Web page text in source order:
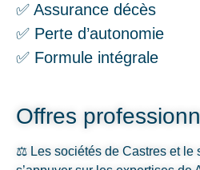
✅ Assurance décès
✅ Perte d’autonomie
✅ Formule intégrale
Offres
⚖️ Les sociétés de Castres et le